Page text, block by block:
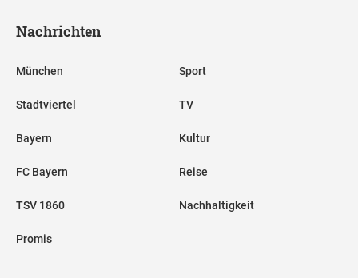
Nachrichten
München
Stadtviertel
Bayern
FC Bayern
TSV 1860
Promis
Sport
TV
Kultur
Reise
Nachhaltigkeit